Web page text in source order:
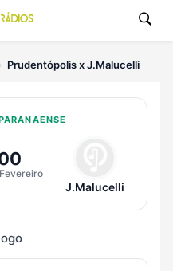
Prudentópolis x J.Malucelli
x J.Malucelli
J.Malucelli